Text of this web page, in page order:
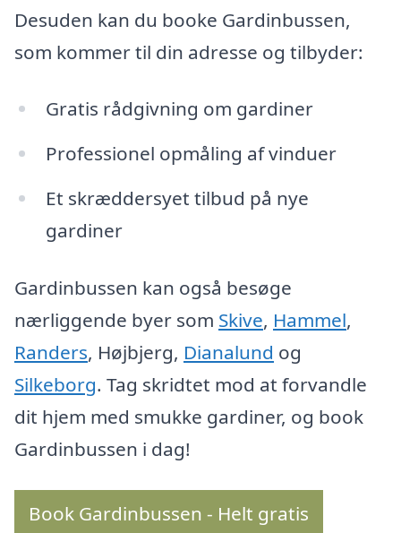
Desuden kan du booke Gardinbussen,
som kommer til din adresse og tilbyder:
Gratis rådgivning om gardiner
Professionel opmåling af vinduer
Et skræddersyet tilbud på nye
gardiner
Gardinbussen kan også besøge
nærliggende byer som Skive, Hammel,
Randers, Højbjerg, Dianalund og
Silkeborg. Tag skridtet mod at forvandle
dit hjem med smukke gardiner, og book
Gardinbussen i dag!
Book Gardinbussen - Helt gratis